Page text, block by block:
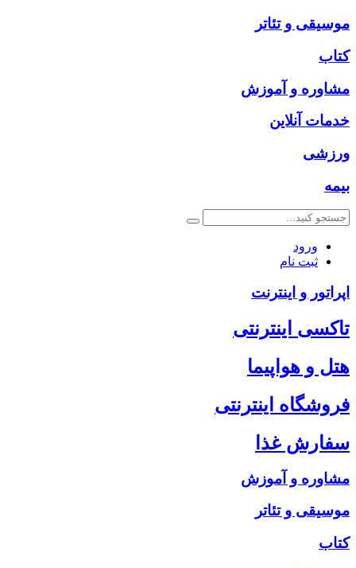
موسیقی و تئاتر
کتاب
مشاوره و آموزش
خدمات آنلاین
ورزشی
بیمه
ورود
ثبت نام
اپراتور و اینترنت
تاکسی اینترنتی
هتل و هواپیما
فروشگاه اینترنتی
سفارش غذا
مشاوره و آموزش
موسیقی و تئاتر
کتاب